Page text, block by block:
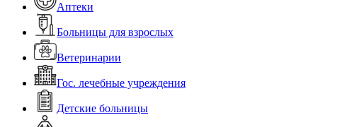
Аптеки
Больницы для взрослых
Ветеринарии
Гос. лечебные учреждения
Детские больницы